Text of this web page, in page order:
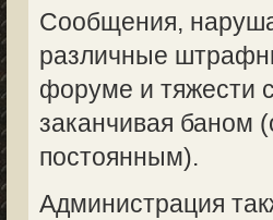
Сообщения,
различные
форуме и тяжести
заканчивая баном
постоянным).
Администрация